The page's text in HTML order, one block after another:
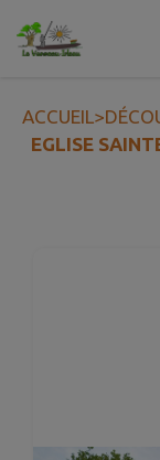
Contenu
ACCUEIL>
EGLISE